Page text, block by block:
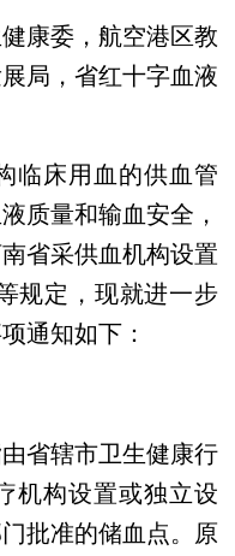
康委，航空港区教
局，省红十字血液
床用血的供血管
质量和输血安全，
省采供血机构设置
规定，现就进一步
通知如下：
省辖市卫生健康行
机构设置或独立设
批准的储血点。原